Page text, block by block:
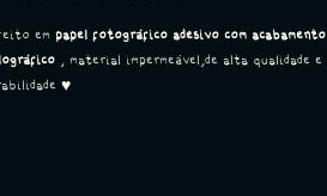
em papel fotográfico adesivo com acabamento
, material impermeável,de alta qualidade e
♥